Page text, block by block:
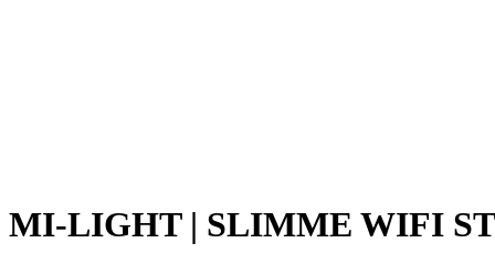
MI-LIGHT | SLIMME WIFI